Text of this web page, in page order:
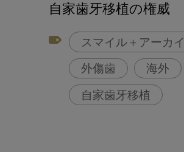
自家歯牙移植の権威
スマイル＋アーカ
外傷歯 海外
自家歯牙移植